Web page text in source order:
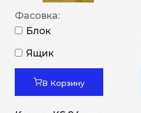
Фасовка:
Блок
Ящик
В Корзину